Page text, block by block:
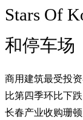
Stars Of
和停车场
商用建筑最受投
比第四季环比下
长春产业收购珊